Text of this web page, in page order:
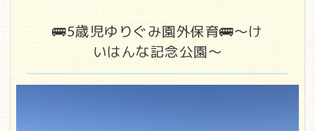
🚌5歳児ゆりぐみ園外保育🚌～け
いはんな記念公園～